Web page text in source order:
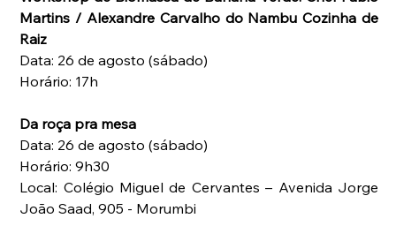
Martins / Alexandre Carvalho do Nambu Cozinha de
Raiz
Data: 26 de agosto (sábado)
Horário: 17h
Da roça pra mesa
Data: 26 de agosto (sábado)
Horário: 9h30
Local: Colégio Miguel de Cervantes – Avenida Jorge
João Saad, 905 - Morumbi